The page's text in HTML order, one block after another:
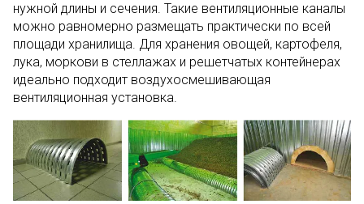
нужной длины и сечения. Такие вентиляционные каналы
можно равномерно размещать практически по всей
площади хранилища. Для хранения овощей, картофеля,
лука, моркови в стеллажах и решетчатых контейнерах
идеально подходит воздухосмешивающая
вентиляционная установка.